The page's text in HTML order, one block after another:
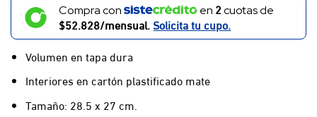
Compra con en 2cuotas de
$52.828/mensual.Solicita tu cupo.
Volumen en tapa dura
Interiores en cartón plastificado mate
Tamaño: 28.5 x 27 cm.